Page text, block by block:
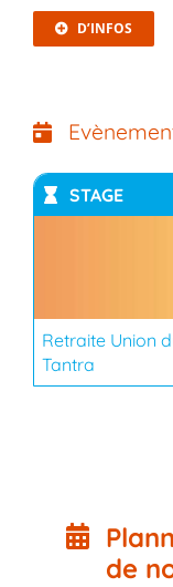
D’INFOS
STAGE
Retraite Union
Tantra
de